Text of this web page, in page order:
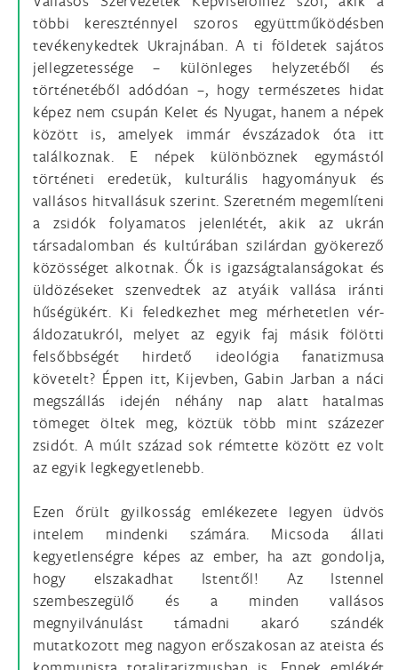
többi kereszténnyel szoros együttműködésben
tevékenykedtek Ukrajnában. A ti földetek sajátos
jellegzetessége – különleges helyzetéből és
történetéből adódóan –, hogy természetes hidat
képez nem csupán Kelet és Nyugat, hanem a népek
között is, amelyek immár évszázadok óta itt
találkoznak. E népek különböznek egymástól
történeti eredetük, kulturális hagyományuk és
vallásos hitvallásuk szerint. Szeretném megemlíteni
a zsidók folyamatos jelenlétét, akik az ukrán
társadalomban és kultúrában szilárdan gyökerező
közösséget alkotnak. Ők is igazságtalanságokat és
üldözéseket szenvedtek az atyáik vallása iránti
hűségükért. Ki feledkezhet meg mérhetetlen vér-
áldozatukról, melyet az egyik faj másik fölötti
felsőbbségét hirdető ideológia fanatizmusa
követelt? Éppen itt, Kijevben, Gabin Jarban a náci
megszállás idején néhány nap alatt hatalmas
tömeget öltek meg, köztük több mint százezer
zsidót. A múlt század sok rémtette között ez volt
az egyik legkegyetlenebb.
Ezen őrült gyilkosság emlékezete legyen üdvös
intelem mindenki számára. Micsoda állati
kegyetlenségre képes az ember, ha azt gondolja,
hogy elszakadhat Istentől! Az Istennel
szembeszegülő és a minden vallásos
megnyilvánulást támadni akaró szándék
mutatkozott meg nagyon erőszakosan az ateista és